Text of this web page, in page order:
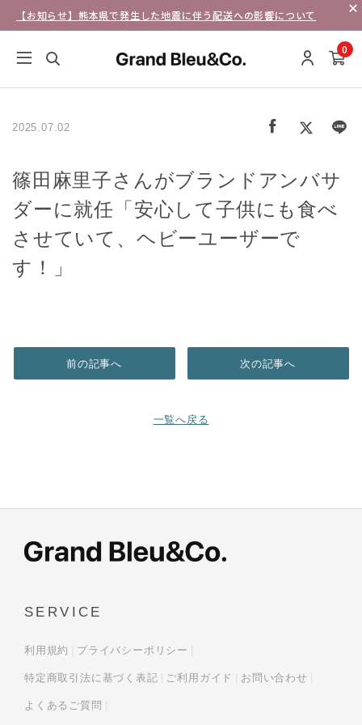
【お知らせ】熊本県で発生した地震に伴う配送への影響について
0
2025.07.02
篠田麻里子さんがブランドアンバサ
ダーに就任「安心して子供にも食べ
させていて、ヘビーユーザーで
す！」
前の記事へ
一覧へ戻る
次の記事へ
SERVICE
利用規約 プライバシーポリシー
特定商取引法に基づく表記 ご利用ガイド お問い合わせ
よくあるご質問